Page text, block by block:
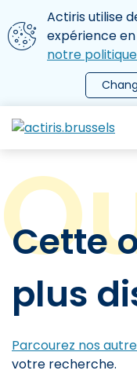
Aller au contenu
Nous utilisons des
Actiris utilise
expérience
notre
le menu
Cette
plus
Parcourez nos
votre recherche.